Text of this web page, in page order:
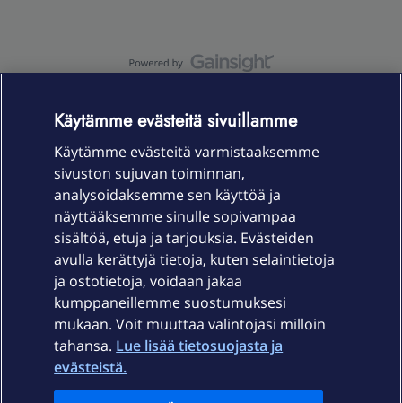
Laitteet & liittymät
Palvelut
Ajankohtaista
Käytämme evästeitä sivuillamme
Käytämme evästeitä varmistaaksemme
sivuston sujuvan toiminnan,
analysoidaksemme sen käyttöä ja
näyttääksemme sinulle sopivampaa
sisältöä, etuja ja tarjouksia. Evästeiden
avulla kerättyjä tietoja, kuten selaintietoja
ja ostotietoja, voidaan jakaa
kumppaneillemme suostumuksesi
mukaan. Voit muuttaa valintojasi milloin
tahansa. Lue lisää tietosuojasta ja
evästeistä.